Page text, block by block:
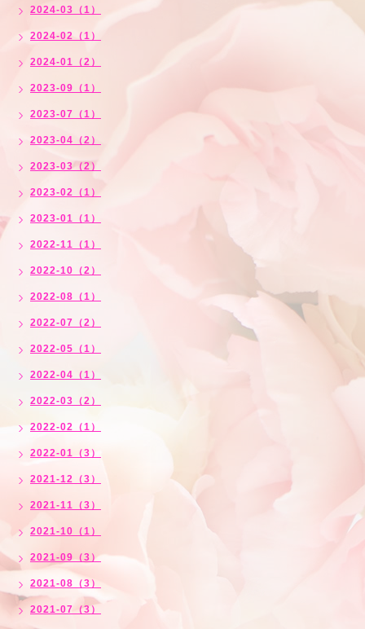
2024-03（1）
2024-02（1）
2024-01（2）
2023-09（1）
2023-07（1）
2023-04（2）
2023-03（2）
2023-02（1）
2023-01（1）
2022-11（1）
2022-10（2）
2022-08（1）
2022-07（2）
2022-05（1）
2022-04（1）
2022-03（2）
2022-02（1）
2022-01（3）
2021-12（3）
2021-11（3）
2021-10（1）
2021-09（3）
2021-08（3）
2021-07（3）